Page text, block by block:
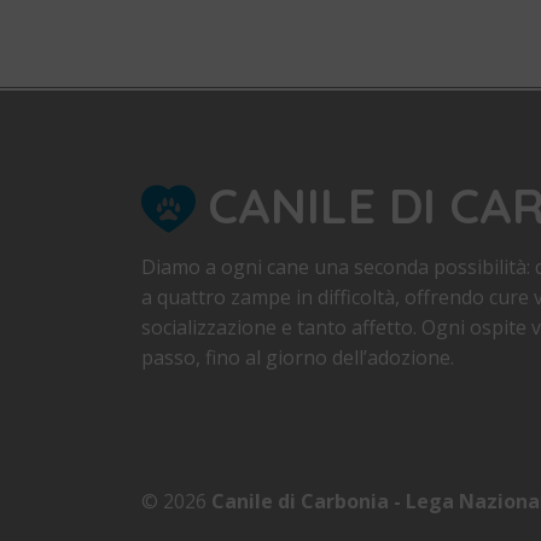
CANILE DI
Diamo a ogni cane una seconda possibilità:
a quattro zampe in difficoltà, offrendo cure
socializzazione e tanto affetto. Ogni ospite
passo, fino al giorno dell’adozione.
© 2026 Canile di Carbonia - Lega